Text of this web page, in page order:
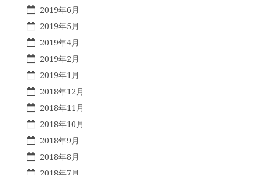
2019年6月
2019年5月
2019年4月
2019年2月
2019年1月
2018年12月
2018年11月
2018年10月
2018年9月
2018年8月